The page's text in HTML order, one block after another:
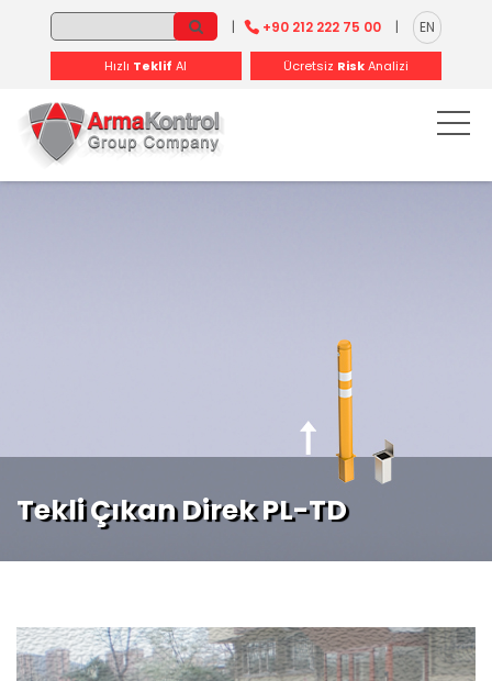
-- -
| +90 212 222 75 00 | EN
Hızlı Teklif Al Ücretsiz RiskAnalizi
Tekli Çıkan Direk PL-TD